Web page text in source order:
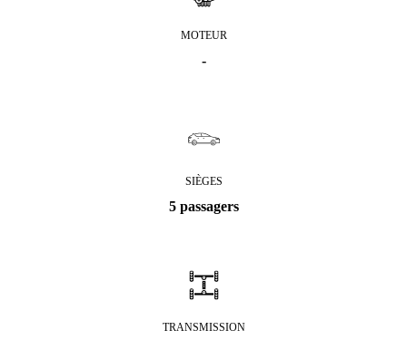
MOTEUR
-
SIÈGES
5 passagers
TRANSMISSION